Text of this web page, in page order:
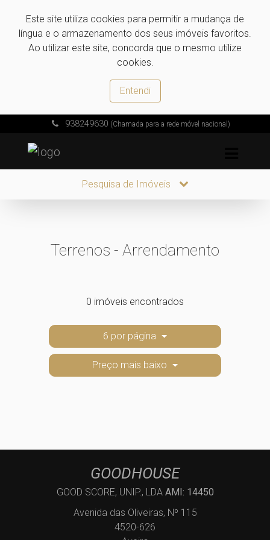
Este site utiliza cookies para permitir a mudança de
língua e o armazenamento dos seus imóveis favoritos.
Ao utilizar este site, concorda que o mesmo utilize
cookies.
Entendi
938249630 (Chamada para a rede móvel nacional)
Pesquisa de Imóveis
Terrenos - Arrendamento
0 imóveis encontrados
6 por página
Preço mais baixo
GOODHOUSE
GOOD SCORE, UNIP., LDA AMI: 14450
Avenida das Oliveiras, Nº 115
4520-626